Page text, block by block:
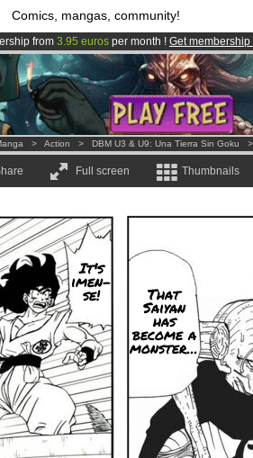
Comics, mangas, community!
from 3.95 euros per month ! Get membership
is now LIVE!.
membersand 1000 comics & mangas!.
> Action > DBM U3 & U9: Una Tierra Sin Goku
Full screen Thumbnails
It's
imen-
se! That
Saiyan
has
become a
monster...